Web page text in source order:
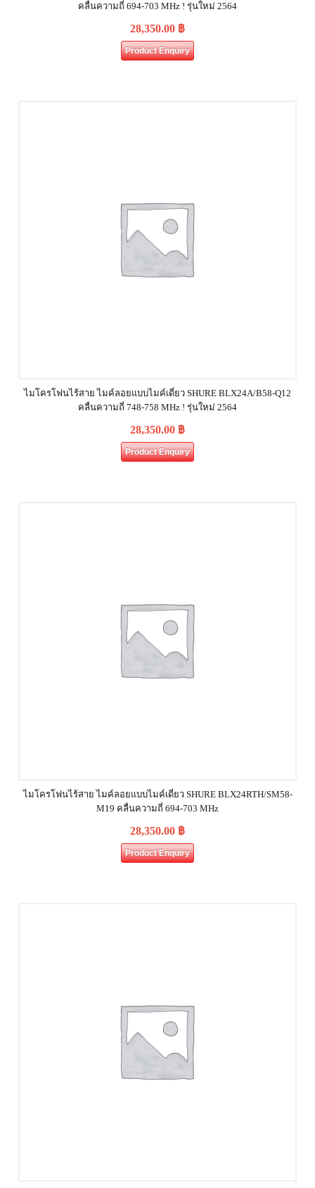
คลื่นความถี่ 694-703 MHz ! รุ่นใหม่ 2564
28,350.00 ฿
Product Enquiry
ไมโครโฟนไร้สาย ไมค์ลอยแบบไมค์เดี่ยว SHURE BLX24A/B58-Q12
คลื่นความถี่ 748-758 MHz ! รุ่นใหม่ 2564
28,350.00 ฿
Product Enquiry
ไมโครโฟนไร้สาย ไมค์ลอยแบบไมค์เดี่ยว SHURE BLX24RTH/SM58-
M19 คลื่นความถี่ 694-703 MHz
28,350.00 ฿
Product Enquiry